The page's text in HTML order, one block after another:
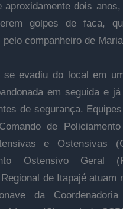
aproxidamente dois
golpes de faca,
companheiro de
se evadiu do local em
em seguida e
de segurança.
de
e Ostensivas
Ostensivo Geral
de Itapajé atuam
da